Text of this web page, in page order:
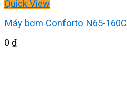
Quick View
Máy bơm Conforto N65-160C
0 ₫